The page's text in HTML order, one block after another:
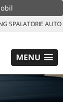
SPALATORIE AUTO
MENU